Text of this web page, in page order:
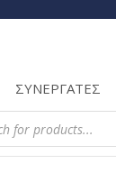
ΣΥΝΕΡΓΑΤΕΣ
Products